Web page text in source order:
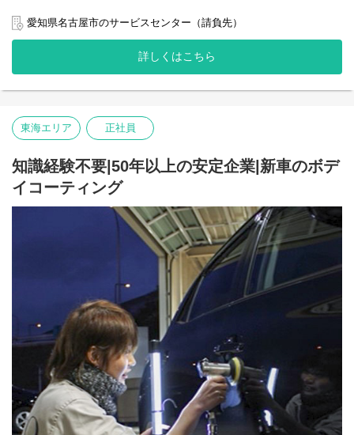
来年、再来年と新規工場・事業所拡大の
予定もあり、正社員を増員中です。
・基本一人作業がメイン
・適度なコミュニケーションでも大丈夫！
直接お客様と関わることはありませんが、喜んでいる姿を想像し
たらワクワクしますよ。
お客様好みの車を完成させるために、新車工場で各種パーツの部
品を取り付ける作業です。
始めはベテランスタッフとペアで作業するため、
まずはできることから一緒に行います。
作業手順通りに取付をしたり、型にはめ込む作業です。
普段何気なく見ていた車の裏側を知ることができるため、貴重な
新車を扱うのも限られた人しかできないからこそ、発売前の新車
にいち早く触れられるのも珍しいことかもしれません。
出来上がった時の感動、ワクワクする仕事の楽しさを一緒に味わ
中部カーサービスでは女性も多数活躍中！
しっかりと指導しますので、まずはお気軽にご応募下さい。
愛知県名古屋市のサービスセンター（請負先）
詳しくはこちら
東海エリア 正社員
知識経験不要|50年以上の安定企業|新車のボデ
イコーティング